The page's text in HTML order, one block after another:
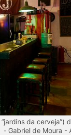
da cerveja”)
- Gabriel de Moura -